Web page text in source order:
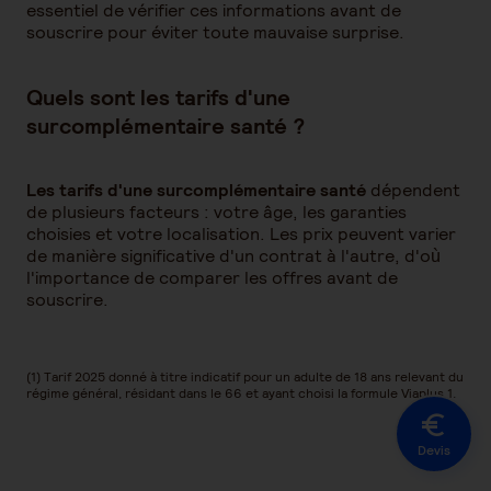
Devis
essentiel de vérifier ces informations avant de
souscrire pour éviter toute mauvaise surprise.
Quels sont les tarifs d'une
surcomplémentaire santé ?
Les tarifs d'une surcomplémentaire santé dépendent
de plusieurs facteurs : votre âge, les garanties
choisies et votre localisation. Les prix peuvent varier
de manière significative d'un contrat à l'autre, d'où
l'importance de comparer les offres avant de
souscrire.
(1) Tarif 2025 donné à titre indicatif pour un adulte de 18 ans relevant du
régime général, résidant dans le 66 et ayant choisi la formule Viaplus 1.